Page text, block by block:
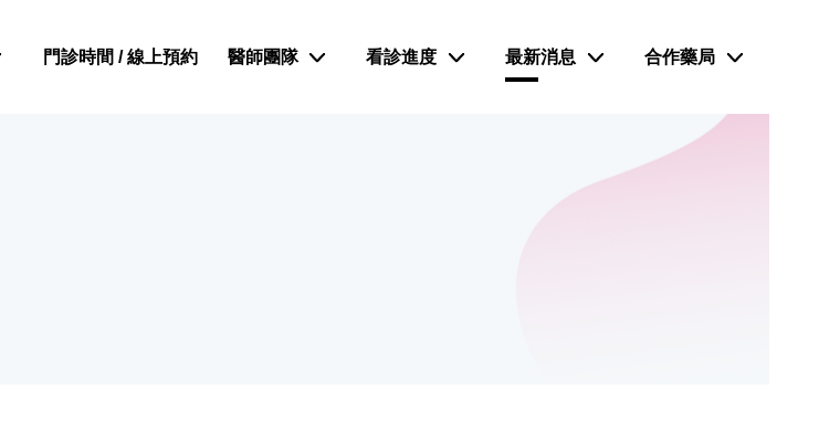
門診時間 / 線上預約 醫師團隊 看診進度 最新消息 合作藥局